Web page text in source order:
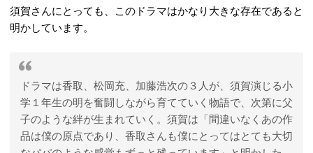
須賀さんにとっても、このドラマはかなり大きな存在であると
明かしています。
ドラマは香取、松岡充、加藤浩次の３人が、須賀演じる小
学１年生の明を奮闘しながら育てていく物語で、次第に父
子のような絆が生まれていく。須賀は「間違いなくあの作
品は僕の原点であり、香取さんも僕にとってはとても大切